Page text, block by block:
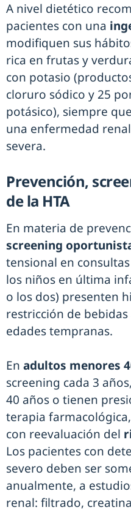
A nivel dietético
pacientes con una
modifiquen sus
rica en frutas y
con potasio
cloruro sódico y 25
potásico), siempre
una enfermedad
severa.
Prevención,
de la HTA
En materia de
screening
tensional en
los niños en última
o los dos) presenten
restricción de
edades tempranas.
En adultos menores
screening cada 3
40 años o tienen
terapia
con reevaluación del
Los pacientes con
severo deben ser
anualmente, a
renal: filtrado,